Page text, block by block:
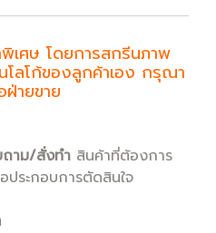
เศษ โดยการสกรีนภาพ
โลโก้ของลูกค้าเอง กรุณา
ายขาย
าม/สั่งทำ สินค้าที่ต้องการ
ระกอบการตัดสินใจ